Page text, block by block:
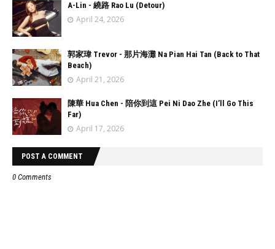
A-Lin - 繞路 Rao Lu (Detour)
April 24, 2026
郭家瑋 Trevor - 那片海灘 Na Pian Hai Tan (Back to That
Beach)
April 21, 2026
陳華 Hua Chen - 陪你到這 Pei Ni Dao Zhe (I’ll Go This
Far)
April 17, 2026
POST A COMMENT
0 Comments